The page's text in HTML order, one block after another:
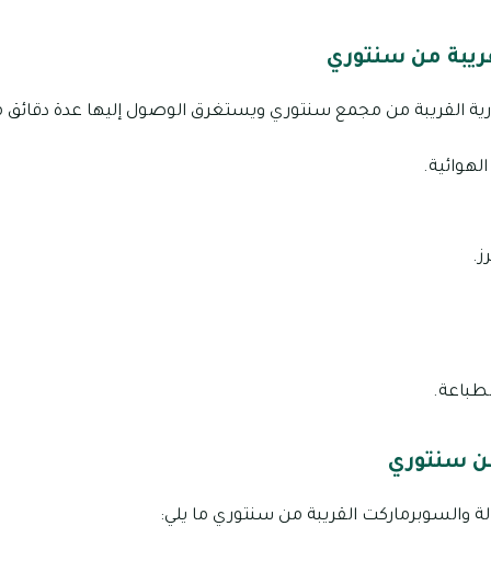
من سنتوري
القريبة من مجمع سنتوري ويستغرق الوصول إليها عدة دقائق
سنتوري
والسوبرماركت القريبة من سنتوري ما يلي: